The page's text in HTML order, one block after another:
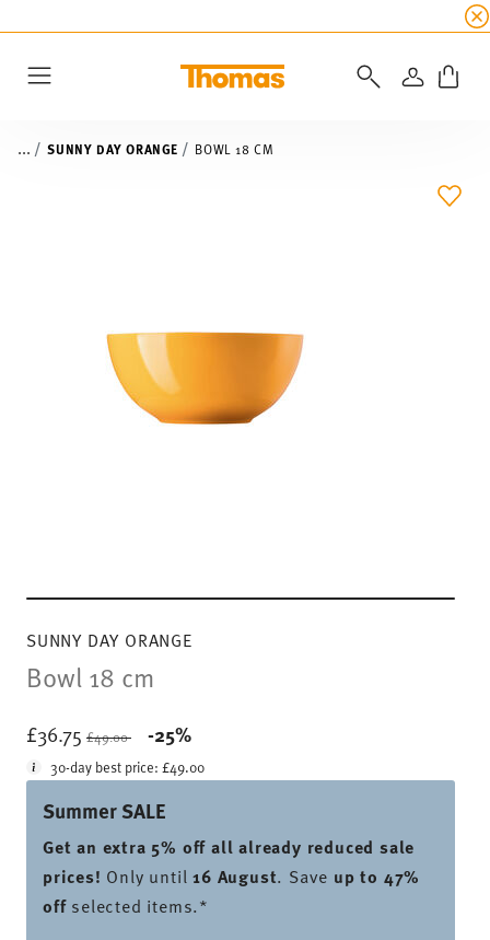
all
LOGIN
... SUNNY DAY ORANGE BOWL 18 CM
SUNNY DAY ORANGE
Bowl 18 cm
£36.75 Price reduced from
£49.00 -25%
30-day best price:£49.00
Summer SALE
Get an extra 5% off all already reduced sale
prices! Only until16 August. Save up to 47%
offselected items.*
ADD